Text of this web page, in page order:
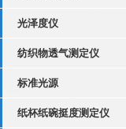
光泽度仪
纺织物透气测定仪
标准光源
纸杯纸碗挺度测定仪